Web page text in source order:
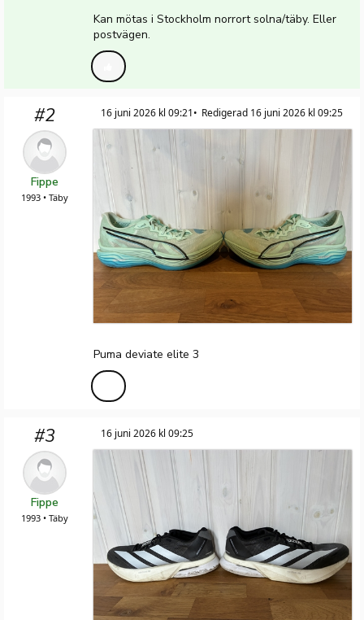
Kan mötas i Stockholm norrort solna/täby. Eller
postvägen.
#2
Fippe
1993 • Täby
16 juni 2026 kl 09:21 Redigerad 16 juni 2026 kl 09:25
Puma deviate elite 3
#3
Fippe
1993 • Täby
16 juni 2026 kl 09:25